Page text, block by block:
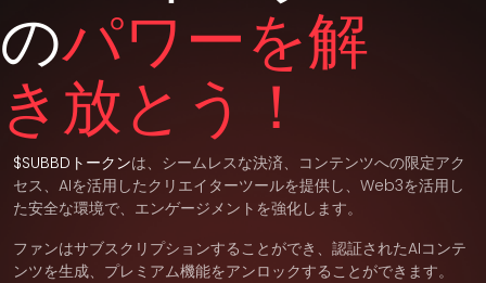
のパワーを解
き放とう！
$SUBBDトークンは、シームレスな決済、コンテンツへの限定アク
セス、AIを活用したクリエイターツールを提供し、Web3を活用し
た安全な環境で、エンゲージメントを強化します。
ファンはサブスクリプションすることができ、認証されたAIコンテ
ンツを生成、プレミアム機能をアンロックすることができます。